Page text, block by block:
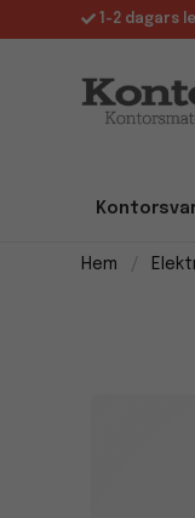
1-2 dagars
Hem